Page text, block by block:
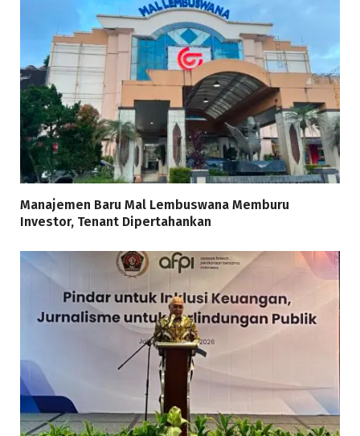
Manajemen Baru Mal Lembuswana Memburu
Investor, Tenant Dipertahankan